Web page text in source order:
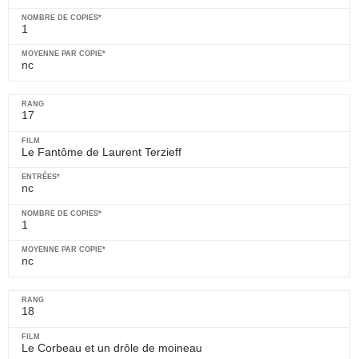
1
nc
17
Le Fantôme de Laurent Terzieff
nc
1
nc
18
Le Corbeau et un drôle de moineau